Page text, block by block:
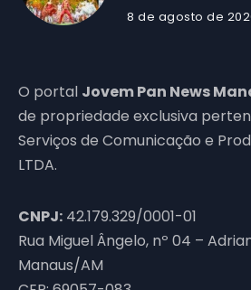
8 de agosto de
O portal Jovem Pan News
de propriedade exclusiva
Serviços de Comunicação e
LTDA.
CNPJ: 42.179.329/0001-01
Rua Miguel Ângelo, nº 04 –
Manaus/AM